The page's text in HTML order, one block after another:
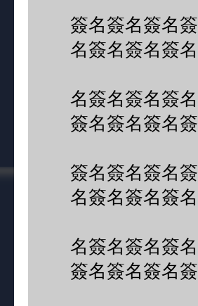
簽名簽名簽名
名簽名簽名簽
名簽名簽名簽
簽名簽名簽名
簽名簽名簽名
名簽名簽名簽
名簽名簽名簽
簽名簽名簽名